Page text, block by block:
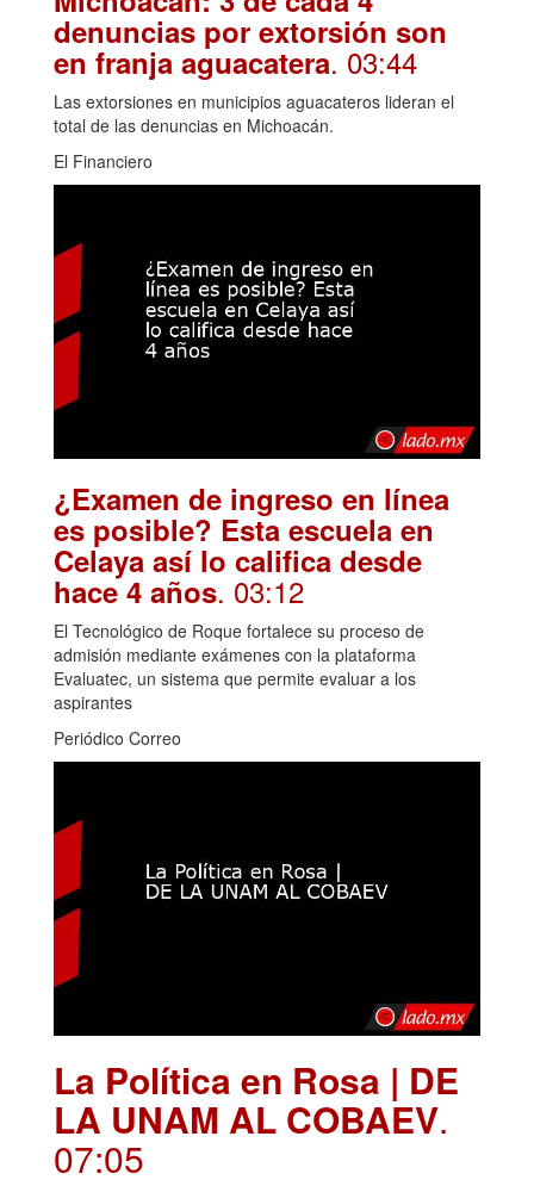
denuncias por extorsión son
en franja aguacatera. 03:44
Las extorsiones en municipios aguacateros lideran el
total de las denuncias en Michoacán.
El Financiero
¿Examen de ingreso en línea
es posible? Esta escuela en
Celaya así lo califica desde
hace 4 años. 03:12
El Tecnológico de Roque fortalece su proceso de
admisión mediante exámenes con la plataforma
Evaluatec, un sistema que permite evaluar a los
aspirantes
Periódico Correo
La Política en Rosa | DE
LA UNAM AL COBAEV.
07:05